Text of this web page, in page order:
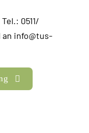
Tel.: 0511/
an info@tus-